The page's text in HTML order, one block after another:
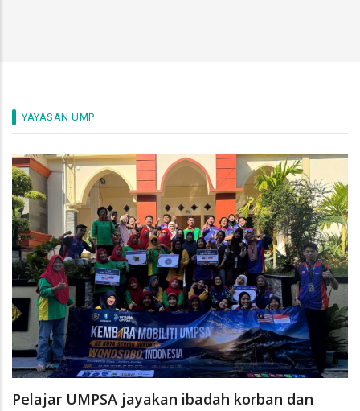
YAYASAN UMP
Pelajar UMPSA jayakan ibadah korban dan